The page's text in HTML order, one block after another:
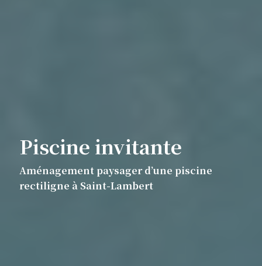
Piscine invitante
Aménagement paysager d’une piscine
rectiligne à Saint-Lambert